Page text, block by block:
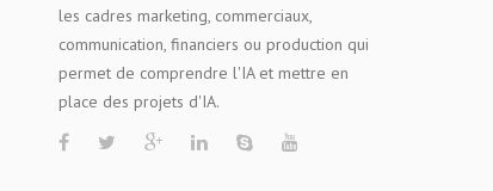
les cadres marketing, commerciaux,
communication, financiers ou production qui
permet de comprendre l'IA et mettre en
place des projets d'IA.